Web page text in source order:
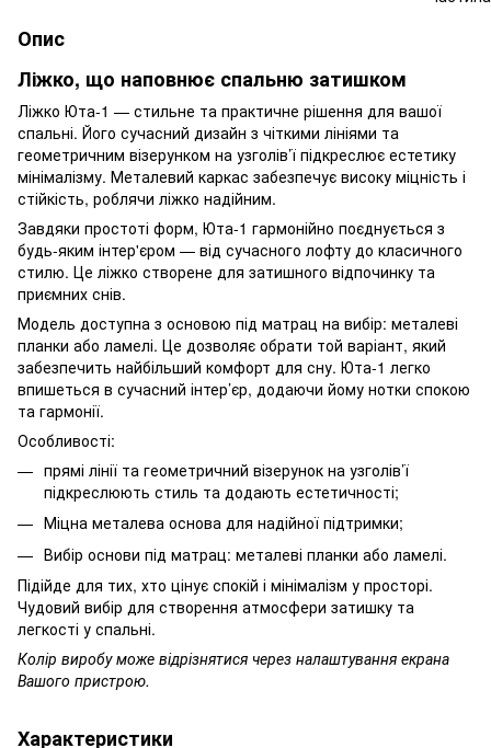
Опис
Ліжко, що наповнює спальню затишком
Ліжко Юта-1 — стильне та практичне рішення для вашої
спальні. Його сучасний дизайн з чіткими лініями та
геометричним візерунком на узголів’ї підкреслює естетику
мінімалізму. Металевий каркас забезпечує високу міцність і
стійкість, роблячи ліжко надійним.
Завдяки простоті форм, Юта-1 гармонійно поєднується з
будь-яким інтер'єром — від сучасного лофту до класичного
стилю. Це ліжко створене для затишного відпочинку та
приємних снів.
Модель доступна з основою під матрац на вибір: металеві
планки або ламелі. Це дозволяє обрати той варіант, який
забезпечить найбільший комфорт для сну. Юта-1 легко
впишеться в сучасний інтер’єр, додаючи йому нотки спокою
та гармонії.
Особливості:
прямі лінії та геометричний візерунок на узголів’ї
підкреслюють стиль та додають естетичності;
Міцна металева основа для надійної підтримки;
Вибір основи під матрац: металеві планки або ламелі.
Підійде для тих, хто цінує спокій і мінімалізм у просторі.
Чудовий вибір для створення атмосфери затишку та
легкості у спальні.
Колір виробу може відрізнятися через налаштування екрана
Вашого пристрою.
Характеристики